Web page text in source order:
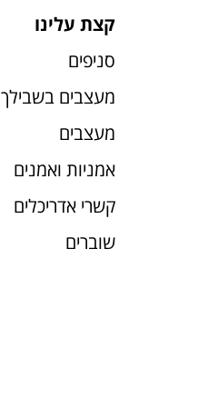
קצת עלינו
סניפים
מעצבים בשבילך
מעצבים
אמניות ואמנים
קשרי אדריכלים
שוברים